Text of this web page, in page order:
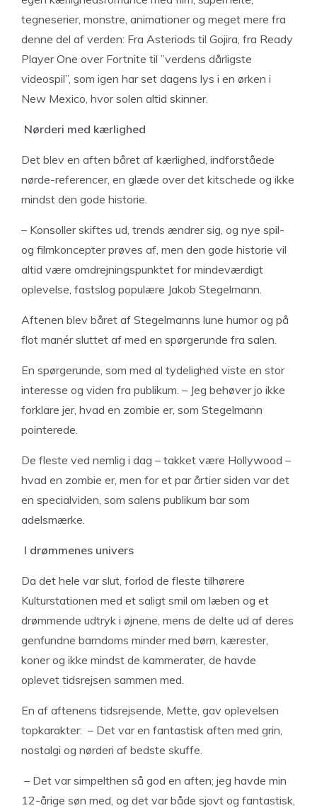
tegneserier, monstre, animationer og meget mere fra
denne del af verden: Fra Asteriods til Gojira, fra Ready
Player One over Fortnite til ”verdens dårligste
videospil”, som igen har set dagens lys i en ørken i
New Mexico, hvor solen altid skinner.
Nørderi med kærlighed
Det blev en aften båret af kærlighed, indforståede
nørde-referencer, en glæde over det kitschede og ikke
mindst den gode historie.
– Konsoller skiftes ud, trends ændrer sig, og nye spil-
og filmkoncepter prøves af, men den gode historie vil
altid være omdrejningspunktet for mindeværdigt
oplevelse, fastslog populære Jakob Stegelmann.
Aftenen blev båret af Stegelmanns lune humor og på
flot manér sluttet af med en spørgerunde fra salen.
En spørgerunde, som med al tydelighed viste en stor
interesse og viden fra publikum. – Jeg behøver jo ikke
forklare jer, hvad en zombie er, som Stegelmann
pointerede.
De fleste ved nemlig i dag – takket være Hollywood –
hvad en zombie er, men for et par årtier siden var det
en specialviden, som salens publikum bar som
adelsmærke.
I drømmenes univers
Da det hele var slut, forlod de fleste tilhørere
Kulturstationen med et saligt smil om læben og et
drømmende udtryk i øjnene, mens de delte ud af deres
genfundne barndoms minder med børn, kærester,
koner og ikke mindst de kammerater, de havde
oplevet tidsrejsen sammen med.
En af aftenens tidsrejsende, Mette, gav oplevelsen
topkarakter: – Det var en fantastisk aften med grin,
nostalgi og nørderi af bedste skuffe.
– Det var simpelthen så god en aften; jeg havde min
12-årige søn med, og det var både sjovt og fantastisk,